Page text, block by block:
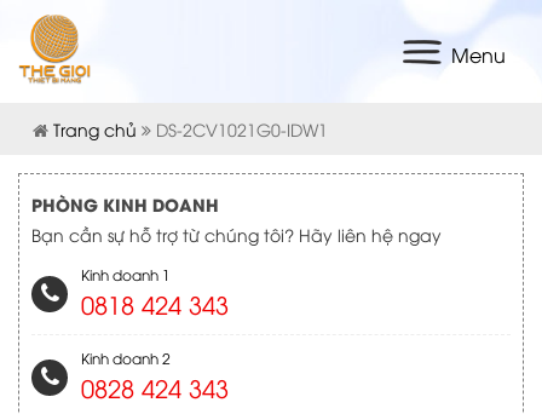
Menu
Trang chủ DS-2CV1021G0-IDW1
PHÒNG KINH DOANH
Bạn cần sự hỗ trợ từ chúng tôi? Hãy liên hệ ngay
Kinh doanh 1
0818 424 343
Kinh doanh 2
0828 424 343